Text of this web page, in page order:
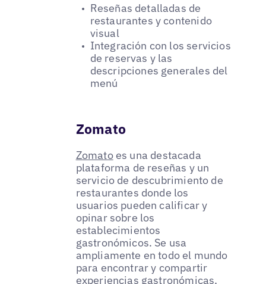
Reseñas detalladas de
restaurantes y contenido
visual
Integración con los servicios
de reservas y las
descripciones generales del
menú
Zomato
Zomatoes una destacada
plataforma de reseñas y un
servicio de descubrimiento de
restaurantes donde los
usuarios pueden calificar y
opinar sobre los
establecimientos
gastronómicos. Se usa
ampliamente en todo el mundo
para encontrar y compartir
experiencias gastronómicas,